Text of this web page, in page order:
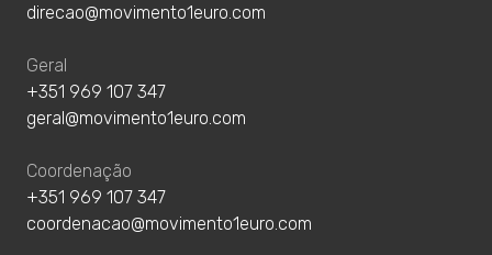
direcao@movimento1euro.com
Geral
+351 969 107 347
geral@movimento1euro.com
Coordenação
+351 969 107 347
coordenacao@movimento1euro.com